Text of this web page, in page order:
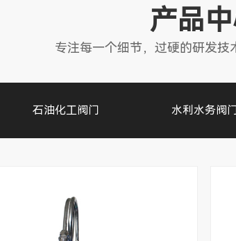
产品
专注每一个细节，过硬的研发技
石油化工阀门 水利水务阀